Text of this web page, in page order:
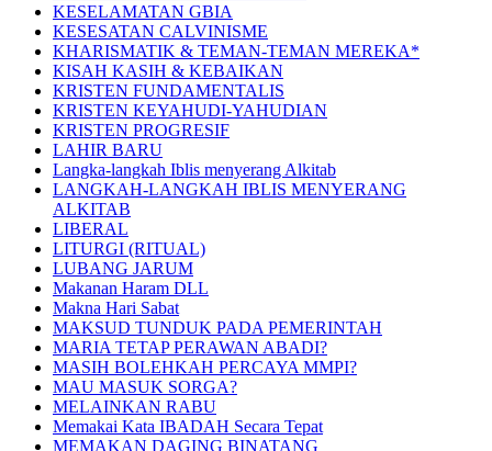
KESELAMATAN GBIA
KESESATAN CALVINISME
KHARISMATIK & TEMAN-TEMAN MEREKA*
KISAH KASIH & KEBAIKAN
KRISTEN FUNDAMENTALIS
KRISTEN KEYAHUDI-YAHUDIAN
KRISTEN PROGRESIF
LAHIR BARU
Langka-langkah Iblis menyerang Alkitab
LANGKAH-LANGKAH IBLIS MENYERANG
ALKITAB
LIBERAL
LITURGI (RITUAL)
LUBANG JARUM
Makanan Haram DLL
Makna Hari Sabat
MAKSUD TUNDUK PADA PEMERINTAH
MARIA TETAP PERAWAN ABADI?
MASIH BOLEHKAH PERCAYA MMPI?
MAU MASUK SORGA?
MELAINKAN RABU
Memakai Kata IBADAH Secara Tepat
MEMAKAN DAGING BINATANG